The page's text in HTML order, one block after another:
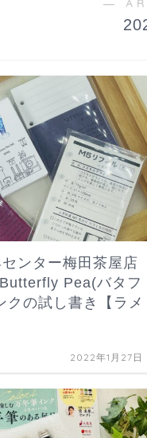
―
センター梅田茶屋店
Pea(バタフ
クの試し書き【ラメ
2022年1月27日